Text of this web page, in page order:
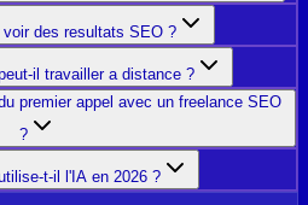
des resultats SEO ?
il travailler a distance ?
premier appel avec un freelance SEO
?
t-il l'IA en 2026 ?